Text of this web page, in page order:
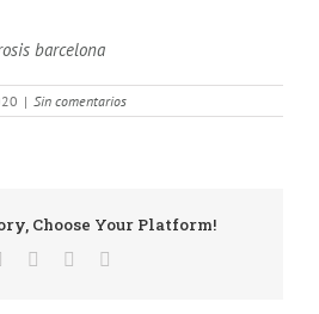
| Sin comentarios
Choose Your Platform!